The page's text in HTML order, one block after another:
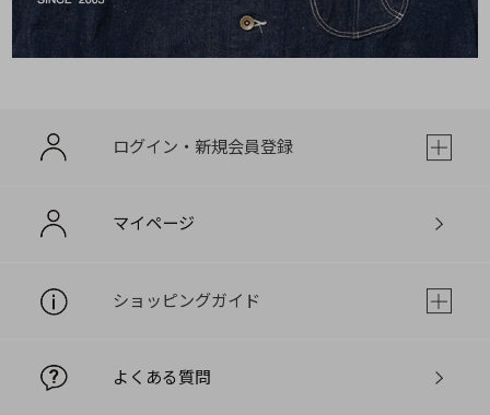
ログイン・新規会員登録
マイページ
ショッピングガイド
よくある質問